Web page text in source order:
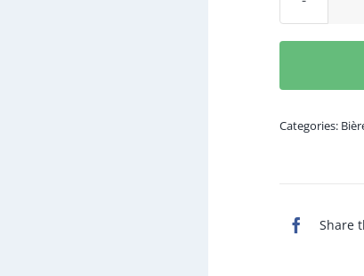
Categories:
Share